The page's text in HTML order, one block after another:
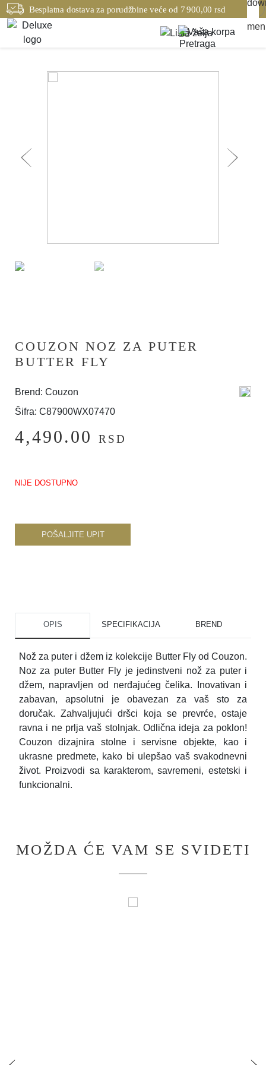
Besplatna dostava za porudžbine veće od 7 900,00 rsd
COUZON NOZ ZA PUTER
BUTTER FLY
Brend: Couzon
Šifra: C87900WX07470
4,490.00 RSD
NIJE DOSTUPNO
POŠALJITE UPIT
OPIS SPECIFIKACIJA BREND
Nož za puter i džem iz kolekcije Butter Fly od Couzon.
Noz za puter Butter Fly je jedinstveni nož za puter i
džem, napravljen od nerđajućeg čelika. Inovativan i
zabavan, apsolutni je obavezan za vaš sto za
doručak. Zahvaljujući dršci koja se prevrće, ostaje
ravna i ne prlja vaš stolnjak. Odlična ideja za poklon!
Couzon dizajnira stolne i servisne objekte, kao i
ukrasne predmete, kako bi ulepšao vaš svakodnevni
život. Proizvodi sa karakterom, savremeni, estetski i
funkcionalni.
MOŽDA ĆE VAM SE SVIDETI